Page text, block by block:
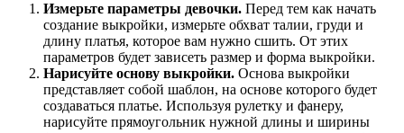
Измерьте параметры девочки. Перед тем как начать
создание выкройки, измерьте обхват талии, груди и
длину платья, которое вам нужно сшить. От этих
параметров будет зависеть размер и форма выкройки.
Нарисуйте основу выкройки. Основа выкройки
представляет собой шаблон, на основе которого будет
создаваться платье. Используя рулетку и фанеру,
нарисуйте прямоугольник нужной длины и ширины